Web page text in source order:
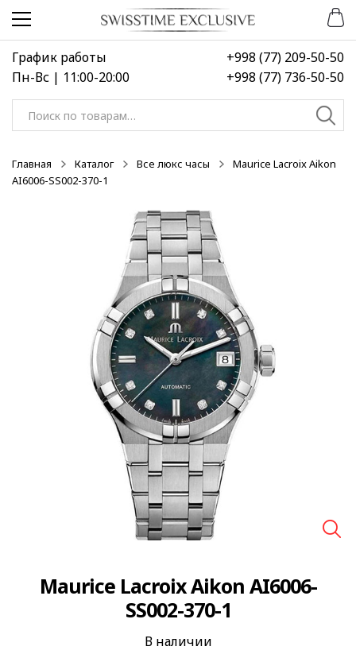
Перейти
навигации
Перейти
содержимому
График работы
Пн-Вс | 11:00-20:00
+998 (77) 209-50-50
+998 (77) 736-50-50
Искать:
Главная Каталог Все люкс часы
Maurice Lacroix Aikon
AI6006-SS002-370-1
Maurice Lacroix Aikon AI6006-
SS002-370-1
В наличии